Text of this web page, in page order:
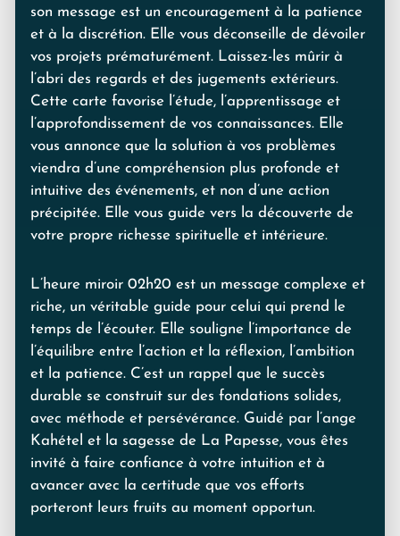
son message est un encouragement à la patience
et à la discrétion. Elle vous déconseille de dévoiler
vos projets prématurément. Laissez-les mûrir à
l’abri des regards et des jugements extérieurs.
Cette carte favorise l’étude, l’apprentissage et
l’approfondissement de vos connaissances. Elle
vous annonce que la solution à vos problèmes
viendra d’une compréhension plus profonde et
intuitive des événements, et non d’une action
précipitée. Elle vous guide vers la découverte de
votre propre richesse spirituelle et intérieure.
L’heure miroir 02h20 est un message complexe et
riche, un véritable guide pour celui qui prend le
temps de l’écouter. Elle souligne l’importance de
l’équilibre entre l’action et la réflexion, l’ambition
et la patience. C’est un rappel que le succès
durable se construit sur des fondations solides,
avec méthode et persévérance. Guidé par l’ange
Kahétel et la sagesse de La Papesse, vous êtes
invité à faire confiance à votre intuition et à
avancer avec la certitude que vos efforts
porteront leurs fruits au moment opportun.